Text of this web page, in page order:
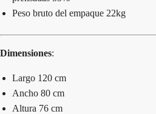
Peso bruto del empaque 22kg
Dimensiones:
Largo 120 cm
Ancho 80 cm
Altura 76 cm